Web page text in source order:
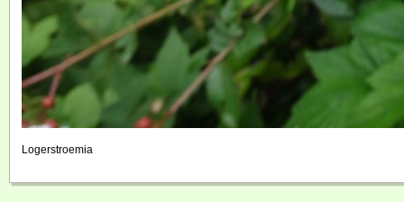
Logerstroemia